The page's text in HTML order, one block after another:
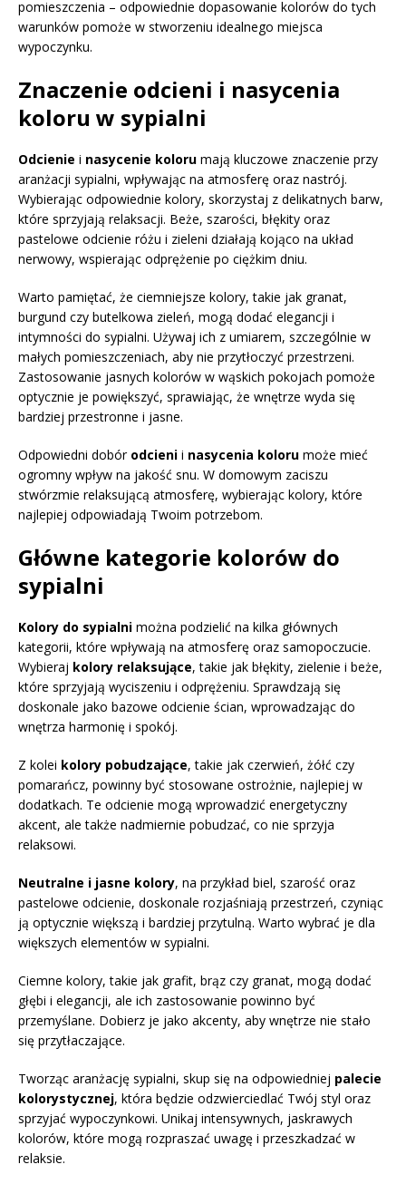
pomieszczenia – odpowiednie dopasowanie kolorów do tych
warunków pomoże w stworzeniu idealnego miejsca
wypoczynku.
Znaczenie odcieni i nasycenia
koloru w sypialni
Odcienie i nasycenie koloru mają kluczowe znaczenie przy
aranżacji sypialni, wpływając na atmosferę oraz nastrój.
Wybierając odpowiednie kolory, skorzystaj z delikatnych barw,
które sprzyjają relaksacji. Beże, szarości, błękity oraz
pastelowe odcienie różu i zieleni działają kojąco na układ
nerwowy, wspierając odprężenie po ciężkim dniu.
Warto pamiętać, że ciemniejsze kolory, takie jak granat,
burgund czy butelkowa zieleń, mogą dodać elegancji i
intymności do sypialni. Używaj ich z umiarem, szczególnie w
małych pomieszczeniach, aby nie przytłoczyć przestrzeni.
Zastosowanie jasnych kolorów w wąskich pokojach pomoże
optycznie je powiększyć, sprawiając, że wnętrze wyda się
bardziej przestronne i jasne.
Odpowiedni dobór odcieni i nasycenia koloru może mieć
ogromny wpływ na jakość snu. W domowym zaciszu
stwórzmie relaksującą atmosferę, wybierając kolory, które
najlepiej odpowiadają Twoim potrzebom.
Główne kategorie kolorów do
sypialni
Kolory do sypialni można podzielić na kilka głównych
kategorii, które wpływają na atmosferę oraz samopoczucie.
Wybieraj kolory relaksujące, takie jak błękity, zielenie i beże,
które sprzyjają wyciszeniu i odprężeniu. Sprawdzają się
doskonale jako bazowe odcienie ścian, wprowadzając do
wnętrza harmonię i spokój.
Z kolei kolory pobudzające, takie jak czerwień, żółć czy
pomarańcz, powinny być stosowane ostrożnie, najlepiej w
dodatkach. Te odcienie mogą wprowadzić energetyczny
akcent, ale także nadmiernie pobudzać, co nie sprzyja
relaksowi.
Neutralne i jasne kolory, na przykład biel, szarość oraz
pastelowe odcienie, doskonale rozjaśniają przestrzeń, czyniąc
ją optycznie większą i bardziej przytulną. Warto wybrać je dla
większych elementów w sypialni.
Ciemne kolory, takie jak grafit, brąz czy granat, mogą dodać
głębi i elegancji, ale ich zastosowanie powinno być
przemyślane. Dobierz je jako akcenty, aby wnętrze nie stało
się przytłaczające.
Tworząc aranżację sypialni, skup się na odpowiedniej palecie
kolorystycznej, która będzie odzwierciedlać Twój styl oraz
sprzyjać wypoczynkowi. Unikaj intensywnych, jaskrawych
kolorów, które mogą rozpraszać uwagę i przeszkadzać w
relaksie.